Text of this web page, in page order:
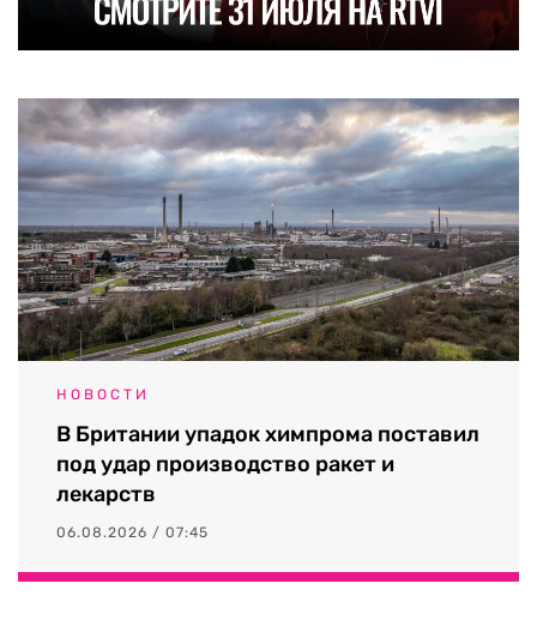
НОВОСТИ
В Британии упадок химпрома поставил
под удар производство ракет и
лекарств
06.08.2026 / 07:45